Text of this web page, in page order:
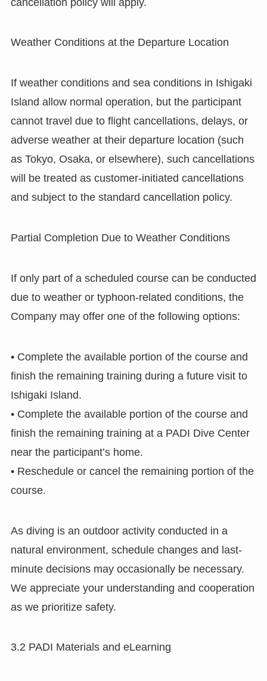
Weather Conditions at the Departure Location
If weather conditions and sea conditions in Ishigaki
Island allow normal operation, but the participant
cannot travel due to flight cancellations, delays, or
adverse weather at their departure location (such
as Tokyo, Osaka, or elsewhere), such cancellations
will be treated as customer-initiated cancellations
and subject to the standard cancellation policy.
Partial Completion Due to Weather Conditions
If only part of a scheduled course can be conducted
due to weather or typhoon-related conditions, the
Company may offer one of the following options:
• Complete the available portion of the course and
finish the remaining training during a future visit to
Ishigaki Island.
• Complete the available portion of the course and
finish the remaining training at a PADI Dive Center
near the participant’s home.
• Reschedule or cancel the remaining portion of the
course.
As diving is an outdoor activity conducted in a
natural environment, schedule changes and last-
minute decisions may occasionally be necessary.
We appreciate your understanding and cooperation
as we prioritize safety.
3.2 PADI Materials and eLearning